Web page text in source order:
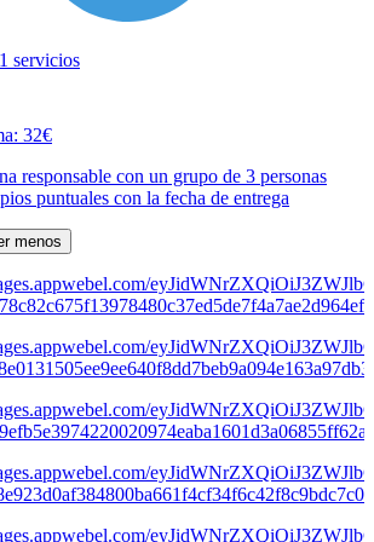
1 servicios
32€
responsable con un grupo de 3 personas
puntuales con la fecha de entrega
menos